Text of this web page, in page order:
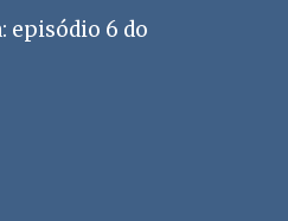
episódio 6 do